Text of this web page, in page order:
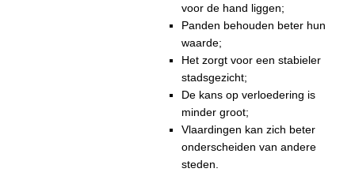
voor de hand liggen;
Panden behouden beter hun
waarde;
Het zorgt voor een stabieler
stadsgezicht;
De kans op verloedering is
minder groot;
Vlaardingen kan zich beter
onderscheiden van andere
steden.